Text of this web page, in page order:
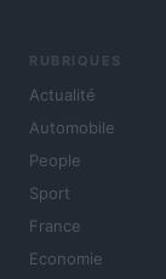
RUBRIQUES
Actualité
Automobile
People
Sport
France
Economie